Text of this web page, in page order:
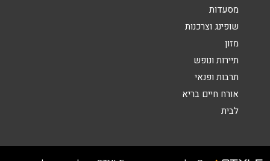
מסעדות
שופינג וצרכנות
מזון
תיירות ונופש
תרבות ופנאי
אורח חיים בריא
לבית